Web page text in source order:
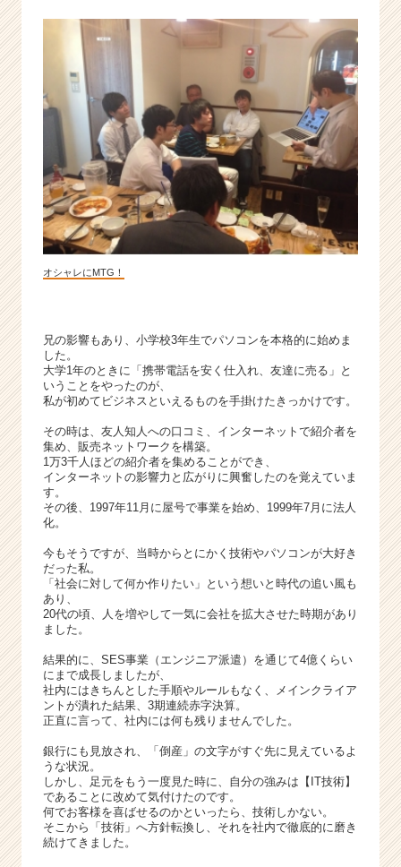
ジ
ベ
ン
チ
ャ
ー・
成
長
カ
ト
が
く
就
活
イ
チ
キ
リ
（C
h
e
e
C
r
e
e
オシャレにMTG！
兄の影響もあり、小学校3年生でパソコンを本格的に始めま
した。
大学1年のときに「携帯電話を安く仕入れ、友達に売る」と
いうことをやったのが、
私が初めてビジネスといえるものを手掛けたきっかけです。
その時は、友人知人への口コミ、インターネットで紹介者を
集め、販売ネットワークを構築。
1万3千人ほどの紹介者を集めることができ、
インターネットの影響力と広がりに興奮したのを覚えていま
す。
その後、1997年11月に屋号で事業を始め、1999年7月に法人
化。
今もそうですが、当時からとにかく技術やパソコンが大好き
だった私。
「社会に対して何か作りたい」という想いと時代の追い風も
あり、
20代の頃、人を増やして一気に会社を拡大させた時期があり
ました。
結果的に、SES事業（エンジニア派遣）を通じて4億くらい
にまで成長しましたが、
社内にはきちんとした手順やルールもなく、メインクライア
ントが潰れた結果、3期連続赤字決算。
正直に言って、社内には何も残りませんでした。
銀行にも見放され、「倒産」の文字がすぐ先に見えているよ
うな状況。
しかし、足元をもう一度見た時に、自分の強みは【IT技術】
であることに改めて気付けたのです。
何でお客様を喜ばせるのかといったら、技術しかない。
そこから「技術」へ方針転換し、それを社内で徹底的に磨き
続けてきました。